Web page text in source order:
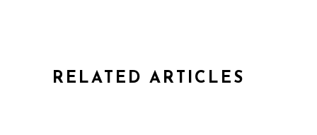
RELATED ARTICLES